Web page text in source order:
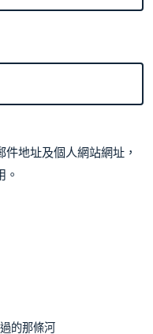
地址及個人網站網址，
。
的那條河